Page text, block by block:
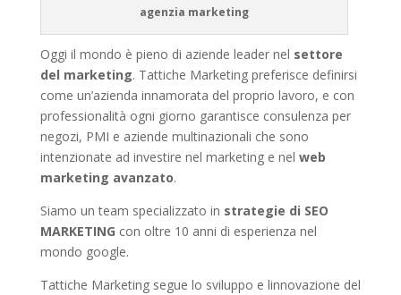
agenzia marketing
Oggi il mondo è pieno di aziende leader nel settore
del marketing. Tattiche Marketing preferisce definirsi
come un’azienda innamorata del proprio lavoro, e con
professionalità ogni giorno garantisce consulenza per
negozi, PMI e aziende multinazionali che sono
intenzionate ad investire nel marketing e nel web
marketing avanzato.
Siamo un team specializzato in strategie di SEO
MARKETING con oltre 10 anni di esperienza nel
mondo google.
Tattiche Marketing segue lo sviluppo e linnovazione del